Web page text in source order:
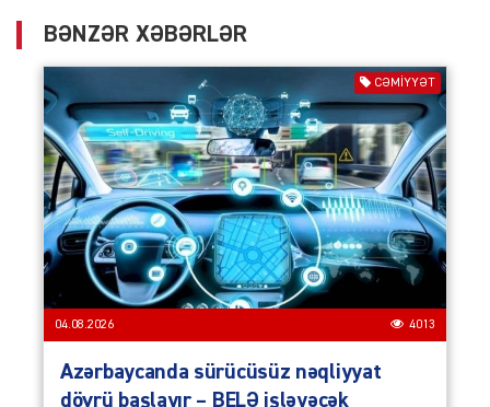
BƏNZƏR XƏBƏRLƏR
CƏMIYYƏT
04.08.2026 4013
Azərbaycanda sürücüsüz nəqliyyat
dövrü başlayır – BELƏ işləyəcək